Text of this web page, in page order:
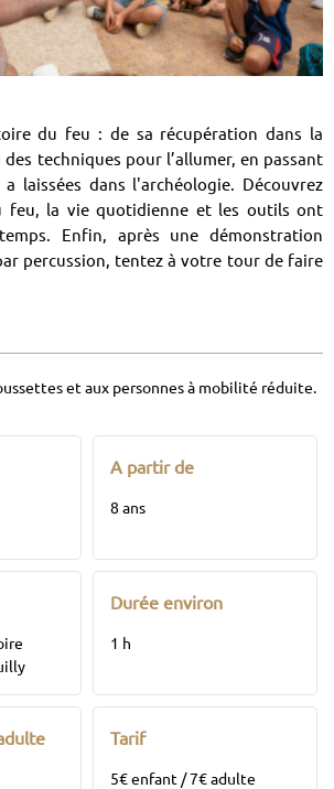
du feu : de sa récupération dans la
techniques pour l’allumer, en passant
laissées dans l'archéologie. Découvrez
feu, la vie quotidienne et les outils ont
Enfin, après une démonstration
percussion, tentez à votre tour de faire
et aux personnes à mobilité réduite.
A partir de
8 ans
Durée environ
1 h
Tarif
5€ enfant / 7€ adulte